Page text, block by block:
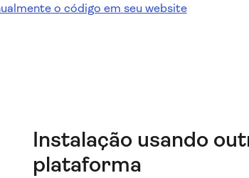
o código em seu website
Instalação usando
plataforma